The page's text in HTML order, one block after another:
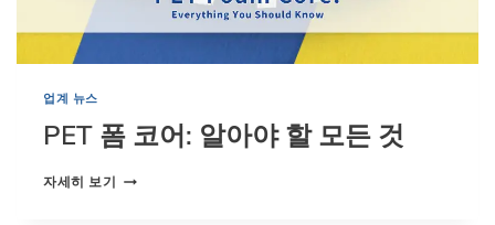
업계 뉴스
PET 폼 코어: 알아야 할 모든 것
자세히 보기 P